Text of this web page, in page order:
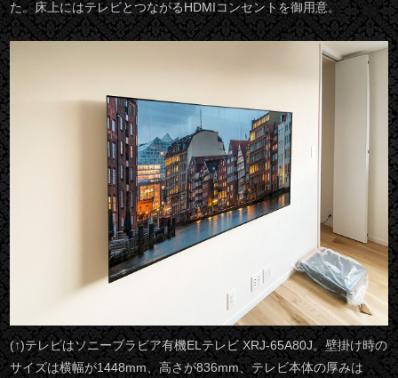
た。床上にはテレビとつながるHDMIコンセントを御用意。
(↑)テレビはソニーブラビア有機ELテレビ XRJ-65A80J。壁掛け時の
サイズは横幅が1448mm、高さが836mm、テレビ本体の厚みは